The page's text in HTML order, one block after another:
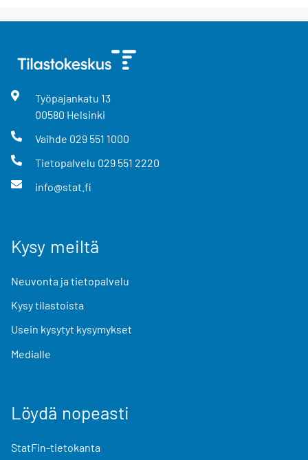
Työpajankatu 13
00580 Helsinki
Vaihde 029 551 1000
Tietopalvelu 029 551 2220
info@stat.fi
Kysy meiltä
Neuvonta ja tietopalvelu
Kysy tilastoista
Usein kysytyt kysymykset
Medialle
Löydä nopeasti
StatFin-tietokanta